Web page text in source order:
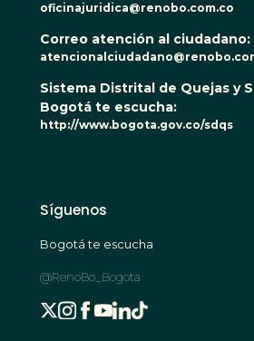
oficinajuridica@renobo.com.co
Correo atención al ciudadano:
Sistema Distrital de Quejas y
Bogotá te escucha:
http://www.bogota.gov.co/sdqs
Síguenos
Bogotá te escucha
@RenoBo_Bogota